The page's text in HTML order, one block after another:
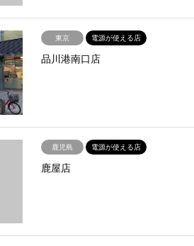
東京 電源が使える店
品川港南口店
鹿児島 電源が使える店
鹿屋店